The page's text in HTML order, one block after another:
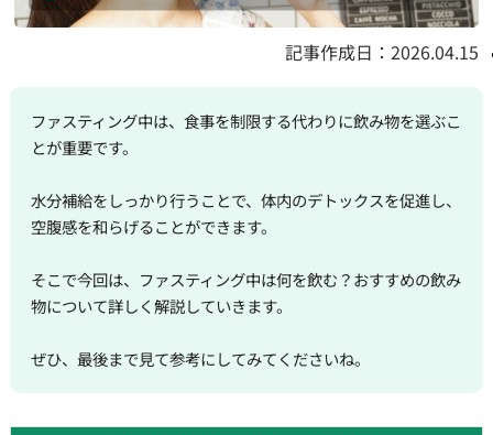
記事作成日：2026.04.15
ファスティング中は、食事を制限する代わりに飲み物を選ぶこ
とが重要です。
水分補給をしっかり行うことで、体内のデトックスを促進し、
空腹感を和らげることができます。
そこで今回は、ファスティング中は何を飲む？おすすめの飲み
物について詳しく解説していきます。
ぜひ、最後まで見て参考にしてみてくださいね。